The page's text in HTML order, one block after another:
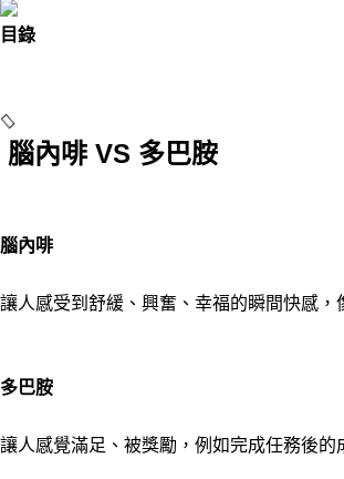
目錄
腦內啡 VS 多巴胺
腦內啡
讓人感受到舒緩、興奮、幸福的瞬間快感
多巴胺
讓人感覺滿足、被獎勵，例如完成任務後